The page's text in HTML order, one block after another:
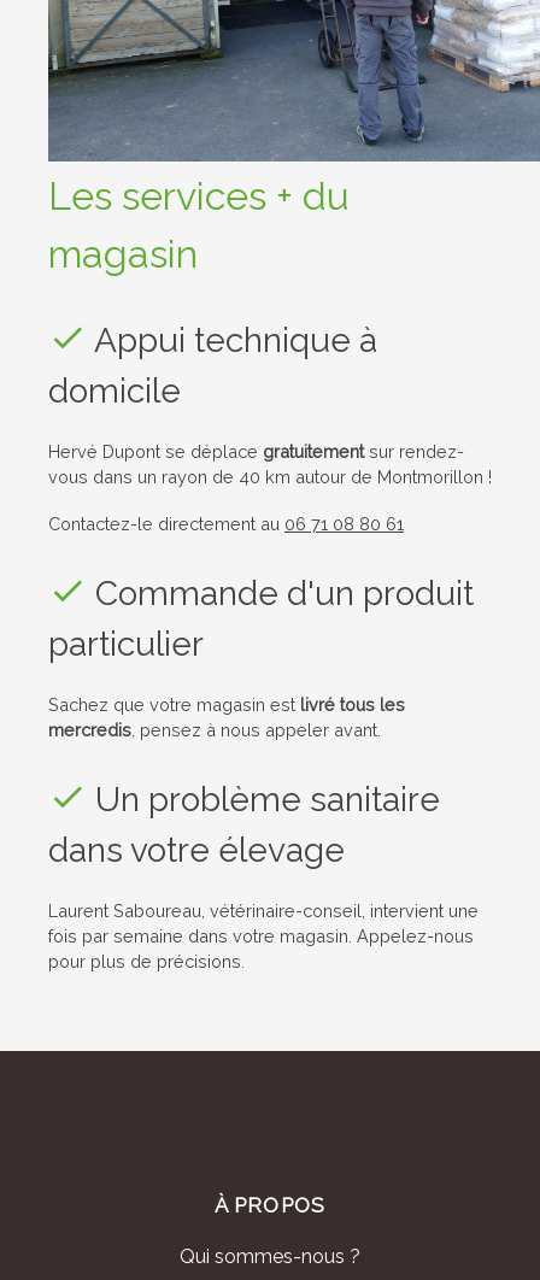
Les services + du
magasin
Appui technique à
domicile
Hervé Dupont se déplace gratuitementsur rendez-
vous dans un rayon de 40 km autour de Montmorillon !
Contactez-le directement au 06 71 08 80 61
Commande d'un produit
particulier
Sachez que votre magasin est livré tous les
mercredis , pensez à nous appeler avant.
Un problème sanitaire
dans votre élevage
Laurent Saboureau, vétérinaire-conseil, intervient une
fois par semaine dans votre magasin. Appelez-nous
pour plus de précisions.
À PROPOS
Qui sommes-nous ?